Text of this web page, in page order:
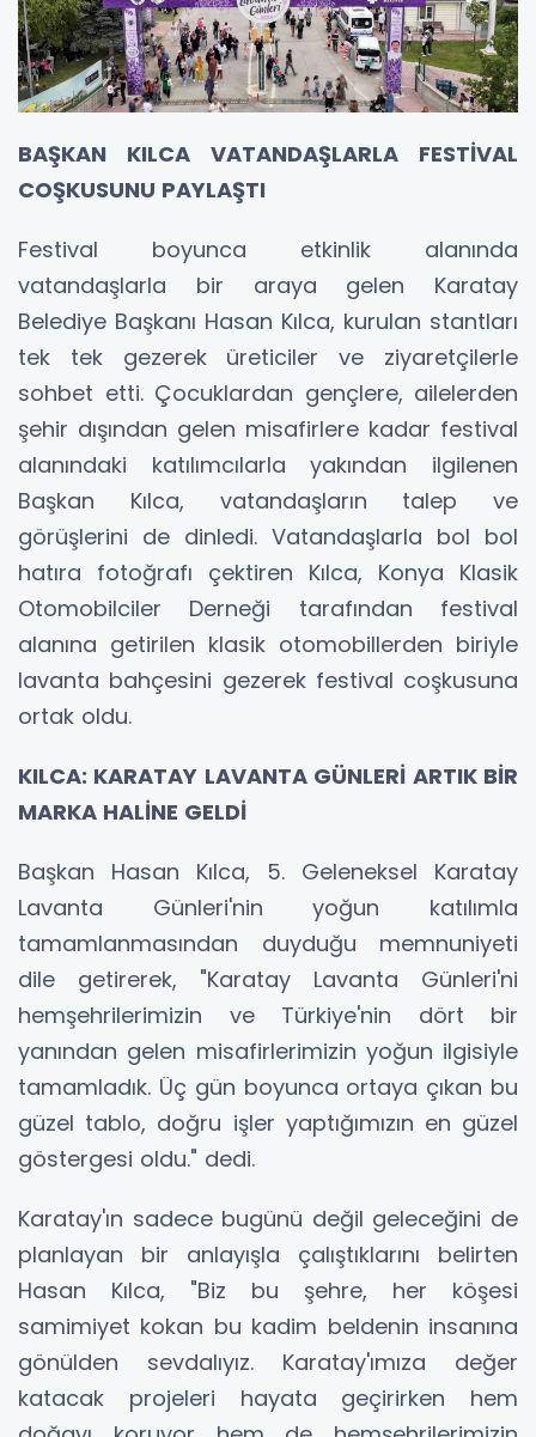
BAŞKAN KILCA VATANDAŞLARLA FESTİVAL
COŞKUSUNU PAYLAŞTI
Festival boyunca etkinlik alanında
vatandaşlarla bir araya gelen Karatay
Belediye Başkanı Hasan Kılca, kurulan stantları
tek tek gezerek üreticiler ve ziyaretçilerle
sohbet etti. Çocuklardan gençlere, ailelerden
şehir dışından gelen misafirlere kadar festival
alanındaki katılımcılarla yakından ilgilenen
Başkan Kılca, vatandaşların talep ve
görüşlerini de dinledi. Vatandaşlarla bol bol
hatıra fotoğrafı çektiren Kılca, Konya Klasik
Otomobilciler Derneği tarafından festival
alanına getirilen klasik otomobillerden biriyle
lavanta bahçesini gezerek festival coşkusuna
ortak oldu.
KILCA: KARATAY LAVANTA GÜNLERİ ARTIK BİR
MARKA HALİNE GELDİ
Başkan Hasan Kılca, 5. Geleneksel Karatay
Lavanta Günleri'nin yoğun katılımla
tamamlanmasından duyduğu memnuniyeti
dile getirerek, "Karatay Lavanta Günleri'ni
hemşehrilerimizin ve Türkiye'nin dört bir
yanından gelen misafirlerimizin yoğun ilgisiyle
tamamladık. Üç gün boyunca ortaya çıkan bu
güzel tablo, doğru işler yaptığımızın en güzel
göstergesi oldu." dedi.
Karatay'ın sadece bugünü değil geleceğini de
planlayan bir anlayışla çalıştıklarını belirten
Hasan Kılca, "Biz bu şehre, her köşesi
samimiyet kokan bu kadim beldenin insanına
gönülden sevdalıyız. Karatay'ımıza değer
katacak projeleri hayata geçirirken hem